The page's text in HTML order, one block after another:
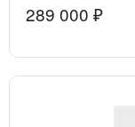
289 000 ₽